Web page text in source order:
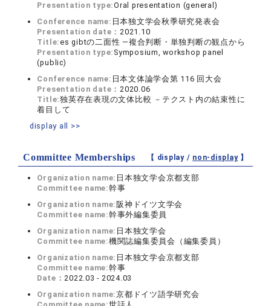
Presentation type:Oral presentation (general)
Conference name: 日本独文学会秋季研究発表会
Presentation date：2021.10
Title:es gibtの二面性 ―複合判断・単独判断の観点から
Presentation type: Symposium, workshop panel
(public)
Conference name: 日本文体論学会第 116 回大会
Presentation date：2020.06
Title:独英存在表現の文体比較 －テクスト内の結束性に
着目して
display all >>
Committee Memberships 【 display / non-display】
Organization name: 日本独文学会京都支部
Committee name:幹事
Organization name: 阪神ドイツ文学会
Committee name:幹事外編集委員
Organization name: 日本独文学会
Committee name:機関誌編集委員会（編集委員）
Organization name: 日本独文学会京都支部
Committee name:幹事
Date：2022.03 - 2024.03
Organization name:京都ドイツ語学研究会